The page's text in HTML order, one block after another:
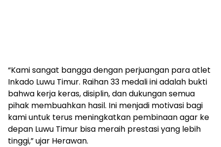
“Kami sangat bangga dengan perjuangan para atlet
Inkado Luwu Timur. Raihan 33 medali ini adalah bukti
bahwa kerja keras, disiplin, dan dukungan semua
pihak membuahkan hasil. Ini menjadi motivasi bagi
kami untuk terus meningkatkan pembinaan agar ke
depan Luwu Timur bisa meraih prestasi yang lebih
tinggi,” ujar Herawan.